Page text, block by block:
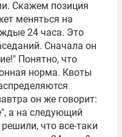
Скажем позиция
меняться на
24 часа. Это
Сначала он
Понятно, что
норма. Квоты
он же говорит:
а на следующий
что все-таки